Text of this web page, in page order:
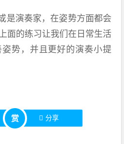
是演奏家，在姿势方面都会
面的练习让我们在日常生活
势，并且更好的演奏小提
赏 分享